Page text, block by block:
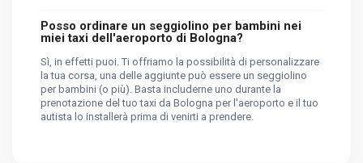
Posso ordinare un seggiolino per bambini nei
miei taxi dell'aeroporto di Bologna?
Sì, in effetti puoi. Ti offriamo la possibilità di personalizzare
la tua corsa, una delle aggiunte può essere un seggiolino
per bambini (o più). Basta includerne uno durante la
prenotazione del tuo taxi da Bologna per l'aeroporto e il tuo
autista lo installerà prima di venirti a prendere.